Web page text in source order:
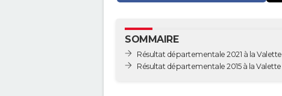
SOMMAIRE
Résultat départementale 2021 à la Valette
Résultat départementale 2015 à la Valette